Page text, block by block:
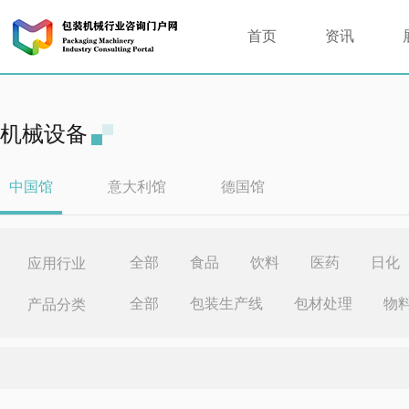
首页 资讯
机械设备
中国馆 意大利馆 德国馆
应用行业 全部 食品 饮料 医药 日化
产品分类 全部 包装生产线 包材处理 物